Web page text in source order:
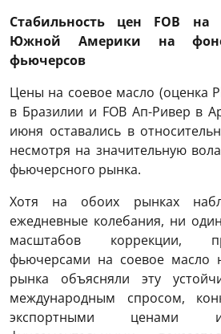
Стабильность цен FOB
Южной Америки на фоне
фьючерсов
Цены на соевое масло (оценка
в Бразилии и FOB Ап-Ривер в
июня оставались в
несмотря на значительную
фьючерсного рынка.
Хотя на обоих рынках
ежедневные колебания, ни
масштабов коррекции,
фьючерсами на соевое масло
рынка объясняли эту
международным спросом,
экспортными ценами